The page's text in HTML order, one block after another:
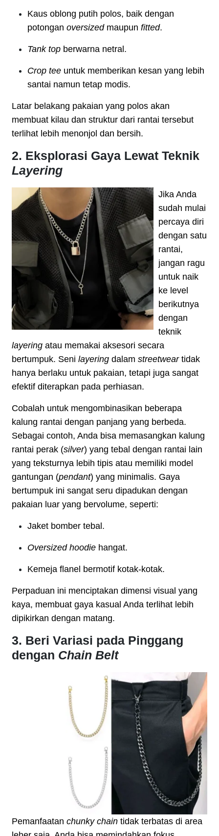
Kaus oblong putih polos, baik dengan
potongan oversizedmaupun fitted.
Tank top berwarna netral.
Crop tee untuk memberikan kesan yang lebih
santai namun tetap modis.
Latar belakang pakaian yang polos akan
membuat kilau dan struktur dari rantai tersebut
terlihat lebih menonjol dan bersih.
2. Eksplorasi Gaya Lewat Teknik
Layering
Jika Anda
sudah mulai
percaya diri
dengan satu
rantai,
jangan ragu
untuk naik
ke level
berikutnya
dengan
teknik
layering atau memakai aksesori secara
bertumpuk. Seni layering dalam streetweartidak
hanya berlaku untuk pakaian, tetapi juga sangat
efektif diterapkan pada perhiasan.
Cobalah untuk mengombinasikan beberapa
kalung rantai dengan panjang yang berbeda.
Sebagai contoh, Anda bisa memasangkan kalung
rantai perak (silver) yang tebal dengan rantai lain
yang teksturnya lebih tipis atau memiliki model
gantungan (pendant) yang minimalis. Gaya
bertumpuk ini sangat seru dipadukan dengan
pakaian luar yang bervolume, seperti:
Jaket bomber tebal.
Oversized hoodie hangat.
Kemeja flanel bermotif kotak-kotak.
Perpaduan ini menciptakan dimensi visual yang
kaya, membuat gaya kasual Anda terlihat lebih
dipikirkan dengan matang.
3. Beri Variasi pada Pinggang
dengan Chain Belt
Pemanfaatan chunky chain tidak terbatas di area